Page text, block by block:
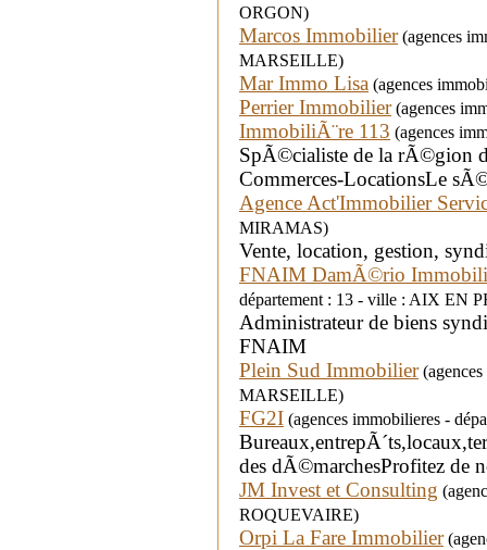
ORGON)
Marcos Immobilier(agences
MARSEILLE)
Mar Immo Lisa (agences
Perrier Immobilier(agences
ImmobiliÃ¨re 113 (agences
SpÃ©cialiste de la rÃ©gion
Commerces-LocationsLe
Agence Act'Immobilier
MIRAMAS)
Vente, location, gestion,
FNAIM DamÃ©rio
département : 13 - ville : AIX EN
Administrateur de biens
FNAIM
Plein Sud Immobilier
MARSEILLE)
FG2I (agences immobilieres -
des dÃ©marchesProfitez de
JM Invest et Consulting
ROQUEVAIRE)
Orpi La Fare Immobilier